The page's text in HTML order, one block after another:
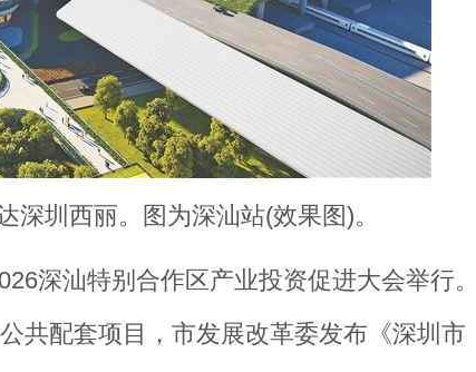
圳西丽。图为深汕站(效果图)。
深汕特别合作区产业投资促进大会举行
共配套项目，市发展改革委发布《深圳市